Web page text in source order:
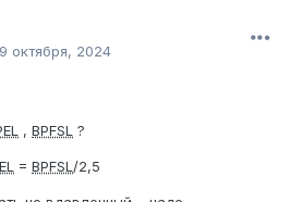
октября, 2024
, BPFSL ?
= BPFSL /2,5